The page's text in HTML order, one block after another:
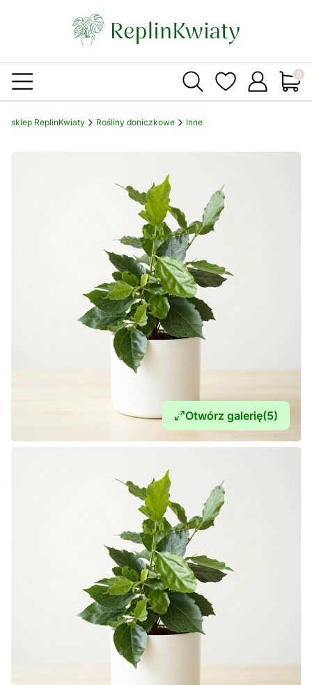
sklep ReplinKwiaty Rośliny doniczkowe Inne
Otwórz galerię(5)